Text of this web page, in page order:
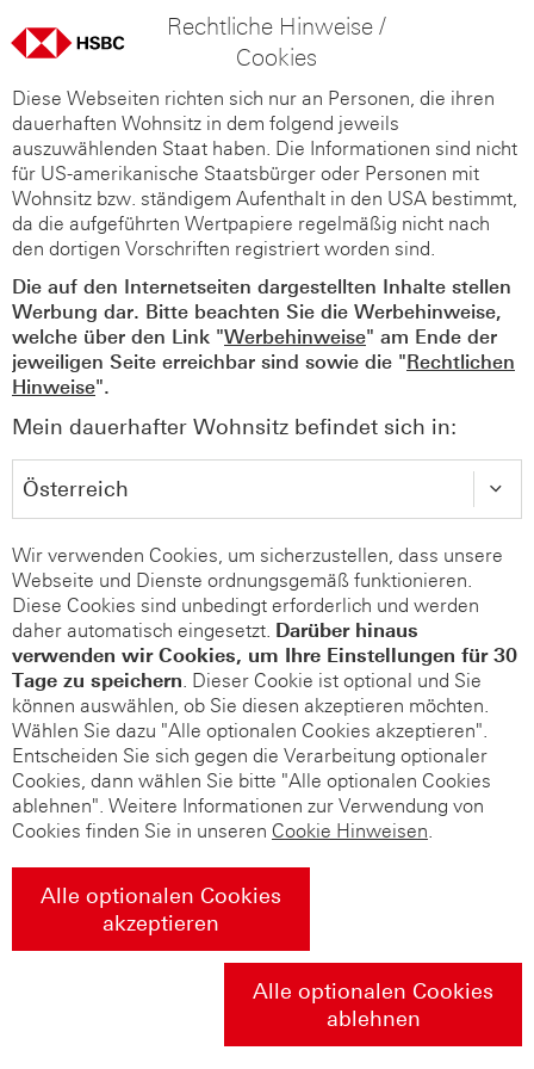
Rechtliche Hinweise /
Cookies
Diese Webseiten richten sich nur an Personen, die ihren
dauerhaften Wohnsitz in dem folgend jeweils
auszuwählenden Staat haben. Die Informationen sind nicht
für US-amerikanische Staatsbürger oder Personen mit
Wohnsitz bzw. ständigem Aufenthalt in den USA bestimmt,
da die aufgeführten Wertpapiere regelmäßig nicht nach
den dortigen Vorschriften registriert worden sind.
Die auf den Internetseiten dargestellten Inhalte stellen
Werbung dar. Bitte beachten Sie die Werbehinweise,
welche über den Link "Werbehinweise" am Ende der
jeweiligen Seite erreichbar sind sowie die "Rechtlichen
Hinweise".
Mein dauerhafter Wohnsitz befindet sich in:
Wir verwenden Cookies, um sicherzustellen, dass unsere
Webseite und Dienste ordnungsgemäß funktionieren.
Diese Cookies sind unbedingt erforderlich und werden
daher automatisch eingesetzt. Darüber hinaus
verwenden wir Cookies, um Ihre Einstellungen für 30
Tage zu speichern. Dieser Cookie ist optional und Sie
können auswählen, ob Sie diesen akzeptieren möchten.
Wählen Sie dazu "Alle optionalen Cookies akzeptieren".
Entscheiden Sie sich gegen die Verarbeitung optionaler
Cookies, dann wählen Sie bitte "Alle optionalen Cookies
ablehnen". Weitere Informationen zur Verwendung von
Cookies finden Sie in unseren Cookie Hinweisen.
Alle optionalen Cookies
akzeptieren
Alle optionalen Cookies
ablehnen